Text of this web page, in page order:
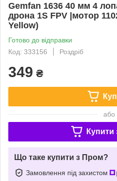
Gemfan 1636 40 мм 4
дрона 1S FPV |мотор
Yellow)
Готово до відправки
Код: 333156
Роздріб
349 ₴
або
Купити
Що таке купити з Пром?
Замовлення під захистом